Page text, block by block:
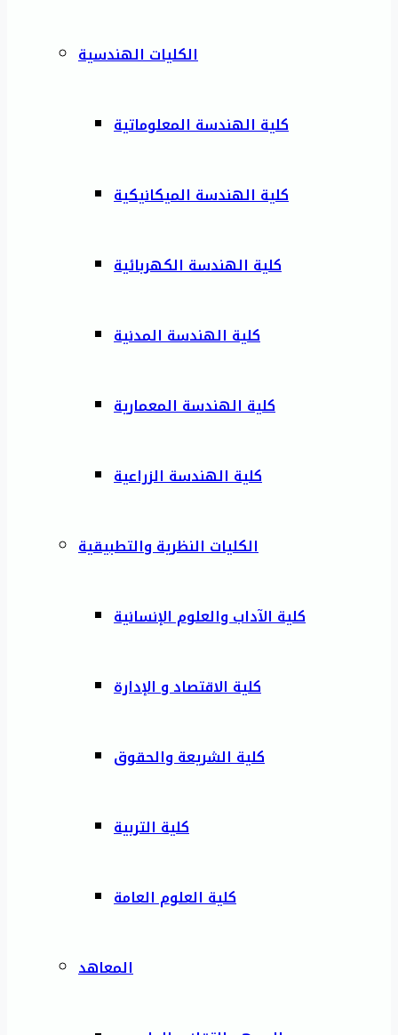
الكليات الهندسية
كلية الهندسة المعلوماتية
كلية الهندسة الميكانيكية
كلية الهندسة الكهربائية
كلية الهندسة المدنية
كلية الهندسة المعمارية
كلية الهندسة الزراعية
الكليات النظرية والتطبيقية
كلية الآداب والعلوم الإنسانية
كلية الاقتصاد و الإدارة
كلية الشريعة والحقوق
كلية التربية
كلية العلوم العامة
المعاهد